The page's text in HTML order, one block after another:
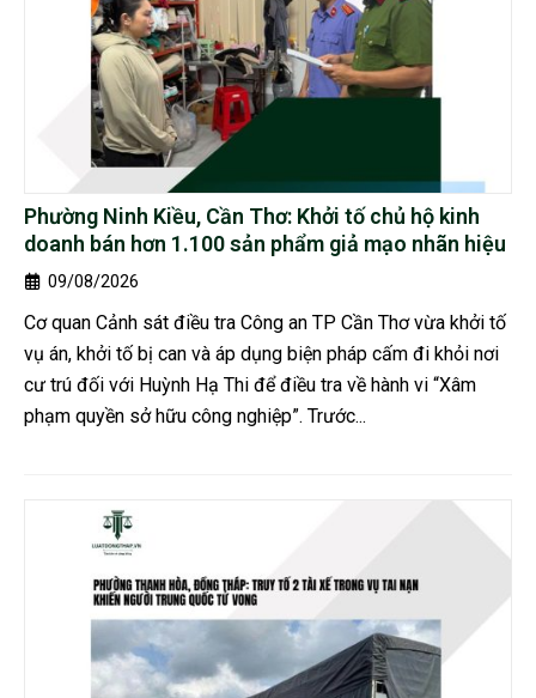
Phường Ninh Kiều, Cần Thơ: Khởi tố chủ hộ kinh
doanh bán hơn 1.100 sản phẩm giả mạo nhãn hiệu
09/08/2026
Cơ quan Cảnh sát điều tra Công an TP Cần Thơ vừa khởi tố
vụ án, khởi tố bị can và áp dụng biện pháp cấm đi khỏi nơi
cư trú đối với Huỳnh Hạ Thi để điều tra về hành vi “Xâm
phạm quyền sở hữu công nghiệp”. Trước...